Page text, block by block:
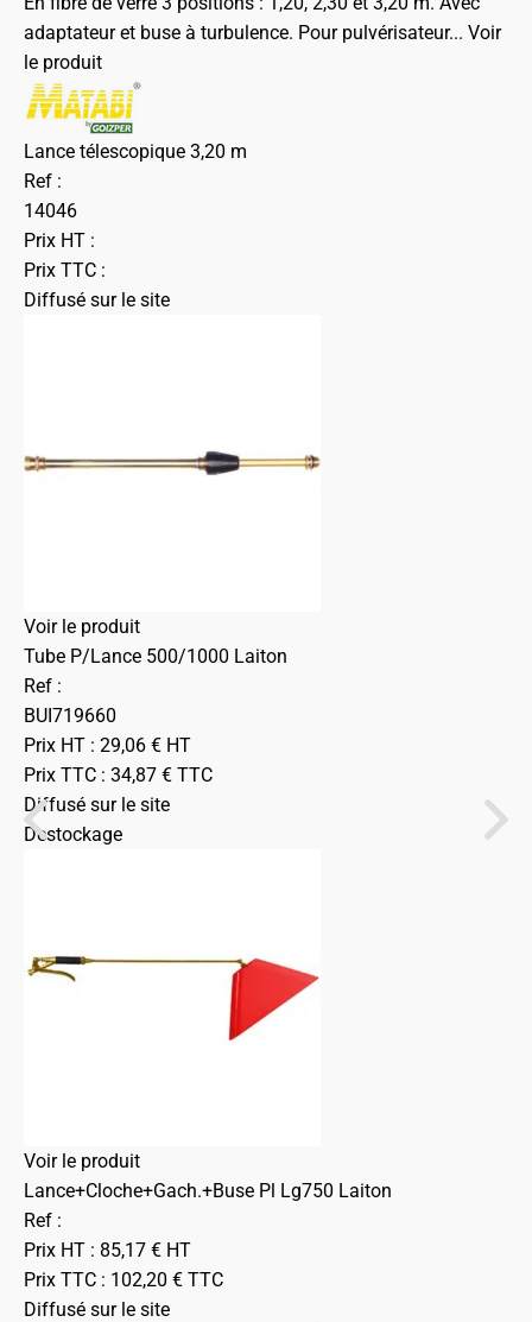
adaptateur et buse à turbulence. Pour pulvérisateur... Voir
le produit
Lance télescopique 3,20 m
Ref :
14046
Prix HT :
Prix TTC :
Diffusé sur le site
Voir le produit
Tube P/Lance 500/1000 Laiton
Ref :
BUI719660
Prix HT : 29,06 € HT
Prix TTC : 34,87 € TTC
Diffusé sur le site
Destockage
Voir le produit
Lance+Cloche+Gach.+Buse Pl Lg750 Laiton
Ref :
Prix HT : 85,17 € HT
Prix TTC : 102,20 € TTC
Diffusé sur le site